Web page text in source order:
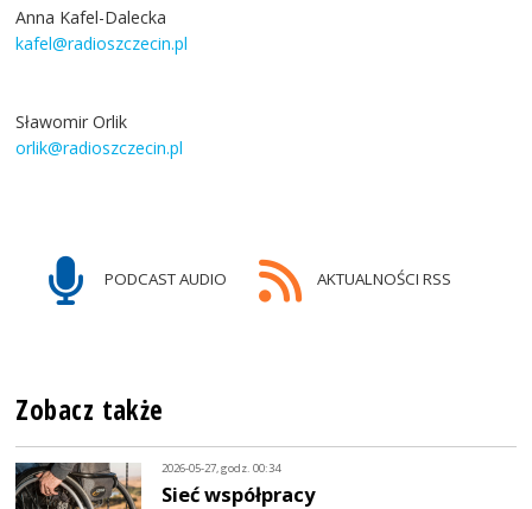
Anna Kafel-Dalecka
kafel@radioszczecin.pl
Sławomir Orlik
orlik@radioszczecin.pl
PODCAST AUDIO AKTUALNOŚCI RSS
Zobacz także
2026-05-27, godz. 00:34
Sieć współpracy